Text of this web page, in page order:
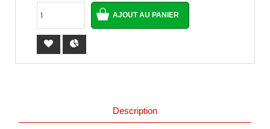
Description